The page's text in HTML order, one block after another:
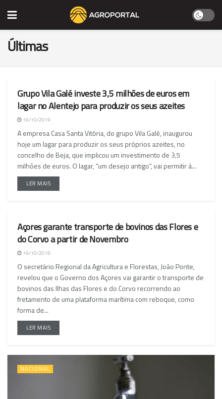
Últimas
NACIONAL
Grupo Vila Galé investe 3,5 milhões de euros em
lagar no Alentejo para produzir os seus azeites
19/10/2019
A empresa Casa Santa Vitória, do grupo Vila Galé, inaugurou
hoje um lagar para produzir os seus próprios azeites, no
concelho de Beja, que implicou um investimento de 3,5
milhões de euros. O lagar, “um desejo antigo”, vai permitir à...
LER MAIS
NACIONAL
Açores garante transporte de bovinos das Flores e
do Corvo a partir de Novembro
19/10/2019
O secretário Regional da Agricultura e Florestas, João Ponte,
revelou que o Governo dos Açores vai garantir o transporte de
bovinos das Ilhas das Flores e do Corvo recorrendo ao
fretamento de uma plataforma marítima com reboque, como
forma de...
LER MAIS
NACIONAL